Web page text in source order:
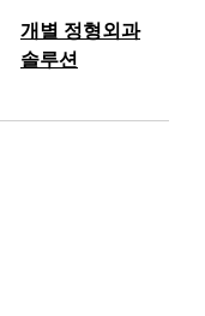
개별 정형외과
솔루션